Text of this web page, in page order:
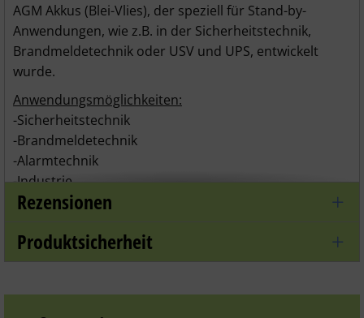
AGM Akkus (Blei-Vlies), der speziell für Stand-by-
Anwendungen, wie z.B. in der Sicherheitstechnik,
Brandmeldetechnik oder USV und UPS, entwickelt
wurde.
Anwendungsmöglichkeiten:
-Sicherheitstechnik
-Brandmeldetechnik
-Alarmtechnik
-Industrie
-Telekommunikation
-Gewerbliche Einsätze
-Freizeit / Hobby
Technische Daten:
Rezensionen
Produktsicherheit